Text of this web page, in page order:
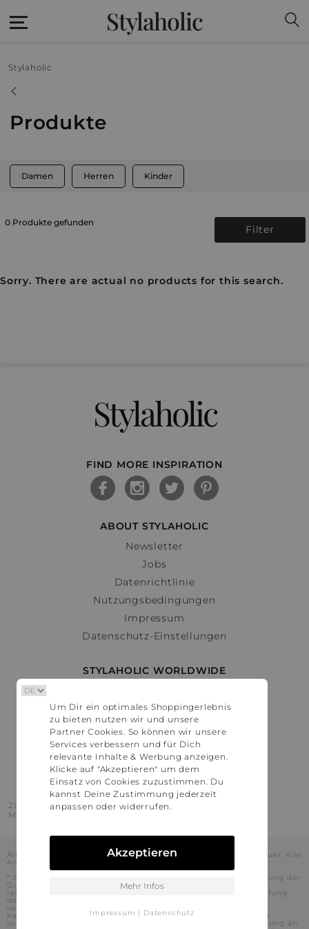
Stylaholic
Stylaholic
Produkte
Damen Herren Kinder
0 Produkte gefunden
Filter
Sorry. There are actual no products for this search.
Stylaholic
FIND MORE INSPIRATION
ABOUT STYLAHOLIC
Newsletter
Jobs
Datenrichtlinie
Nutzungsbedingungen
Impressum
Datenschutz-Einstellungen
STYLAHOLIC WORLDWIDE
Österreich
Schweiz
France
United States
2016 - 2026 © Stylaholic.
Made for you with love in munich.
Alle Preise inkl. der jeweils geltenden gesetzlichen Mehrwertsteuer. Alle
Angaben ohne Gewähr.
* Die angezeigten Preise beinhalten Rabatte, die durch die Nutzung der
Gutschein-Codes auf den Seiten unserer Partner voraussichtlich
realisiert werden können. Stylaholic führt keine vollständige Prüfung
der Gutschein-Codes durch und es kann daher in Einzelfällen
vorkommen, dass die Gutscheine abweichend von unserem
Kenntnisstand bei dem jeweiligen Shop nicht oder nur teilweise
verwendet werden können. Darüber hinaus kann deren Verwendung an
Um Dir ein optimales Shoppingerlebnis
zu bieten nutzen wir und unsere
Partner Cookies. So können wir unsere
Services verbessern und für Dich
relevante Inhalte & Werbung anzeigen.
Klicke auf "Akzeptieren" um dem
Einsatz von Cookies zuzustimmen. Du
kannst Deine Zustimmung jederzeit
anpassen oder widerrufen.
Akzeptieren
Mehr Infos
Impressum | Datenschutz